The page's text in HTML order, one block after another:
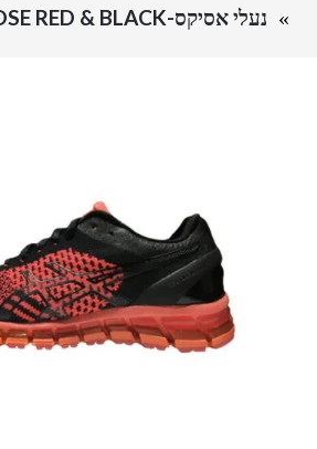
נעלי אסיקס-ASICS – ROSE RED & BLACK